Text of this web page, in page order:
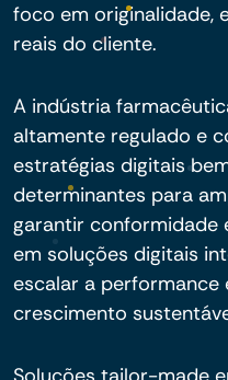
foco em originalidade,
reais do cliente.
A indústria
altamente regulado e
estratégias digitais
determinantes para
garantir conformidade
em soluções digitais
escalar a performance
crescimento